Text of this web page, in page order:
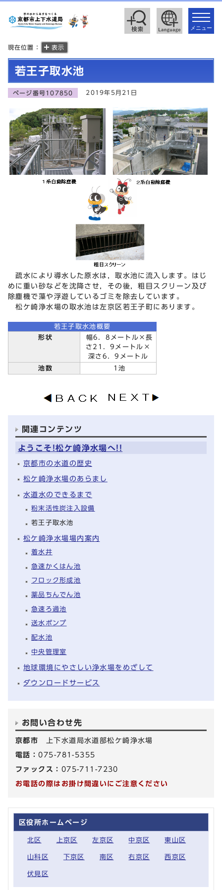
toggle
メニュー
現在位置： 表示
若王子取水池
ページ番号107850 2019年5月21日
疏水により導水した原水は，取水池に流入します。はじ
めに重い砂などを沈降させ，その後，粗目スクリーン及び
除塵機で藻や浮遊しているゴミを除去しています。
松ケ崎浄水場の取水池は左京区若王子町にあります。
若王子取水池概要
形状
幅6．8メートル×長
さ21．9メートル×
深さ6．9メートル
池数
1池
関連コンテンツ
ようこそ!松ケ崎浄水場へ!!
京都市の水道の歴史
松ケ崎浄水場のあらまし
水道水のできるまで
粉末活性炭注入設備
若王子取水池
松ケ崎浄水場場内案内
着水井
急速かくはん池
フロック形成池
薬品ちんでん池
急速ろ過池
送水ポンプ
配水池
中央管理室
地球環境にやさしい浄水場をめざして
ダウンロードサービス
お問い合わせ先
京都市
上下水道局水道部松ケ崎浄水場
電話：075-781-5355
ファックス： 075-711-7230
お電話の際はお掛け間違いにご注意ください
区役所ホームページ
北区 上京区 左京区 中京区 東山区
山科区 下京区 南区 右京区 西京区
伏見区